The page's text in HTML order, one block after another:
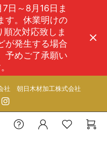
日～8月16日ま
す。休業明けの
次対応致しま
が発生する場合
予めご了承願い
社 朝日木材加工株式会社